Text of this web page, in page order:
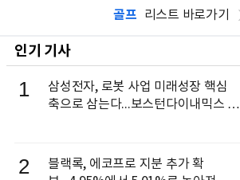
골프 리스트 바로가기
인기 기사
1
삼성전자, 로봇 사업 미래성장 핵심
축으로 삼는다...보스턴다이내믹스 출
2
블랙록, 에코프로 지분 추가 확